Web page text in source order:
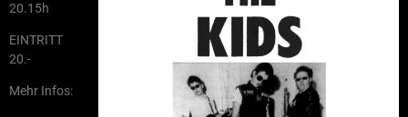
20.15h
EINTRITT
20.-
Mehr Infos: